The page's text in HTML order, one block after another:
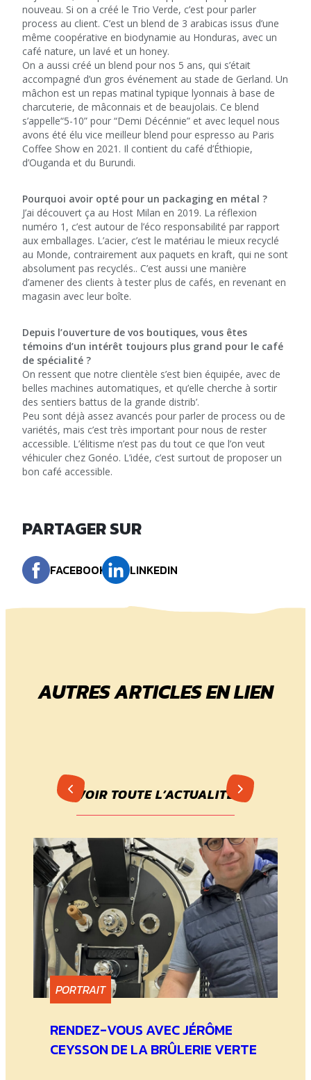
nouveau. Si on a créé le Trio Verde, c’est pour parler
process au client. C’est un blend de 3 arabicas issus d’une
même coopérative en biodynamie au Honduras, avec un
café nature, un lavé et un honey.
On a aussi créé un blend pour nos 5 ans, qui s’était
accompagné d’un gros événement au stade de Gerland. Un
mâchon est un repas matinal typique lyonnais à base de
charcuterie, de mâconnais et de beaujolais. Ce blend
s’appelle“5-10” pour “Demi Décénnie” et avec lequel nous
avons été élu vice meilleur blend pour espresso au Paris
Coffee Show en 2021. Il contient du café d’Éthiopie,
d’Ouganda et du Burundi.
Pourquoi avoir opté pour un packaging en métal ?
J’ai découvert ça au Host Milan en 2019. La réflexion
numéro 1, c’est autour de l’éco responsabilité par rapport
aux emballages. L’acier, c’est le matériau le mieux recyclé
au Monde, contrairement aux paquets en kraft, qui ne sont
absolument pas recyclés.. C’est aussi une manière
d’amener des clients à tester plus de cafés, en revenant en
magasin avec leur boîte.
Depuis l’ouverture de vos boutiques, vous êtes
témoins d’un intérêt toujours plus grand pour le café
de spécialité ?
On ressent que notre clientèle s’est bien équipée, avec de
belles machines automatiques, et qu’elle cherche à sortir
des sentiers battus de la grande distrib’.
Peu sont déjà assez avancés pour parler de process ou de
variétés, mais c’est très important pour nous de rester
accessible. L’élitisme n’est pas du tout ce que l’on veut
véhiculer chez Gonéo. L’idée, c’est surtout de proposer un
bon café accessible.
PARTAGER SUR
FACEBOOK LINKEDIN
AUTRES ARTICLES EN LIEN
VOIR TOUTE L’ACTUALITÉ
PORTRAIT
RENDEZ-VOUS AVEC JÉRÔME
CEYSSON DE LA BRÛLERIE VERTE